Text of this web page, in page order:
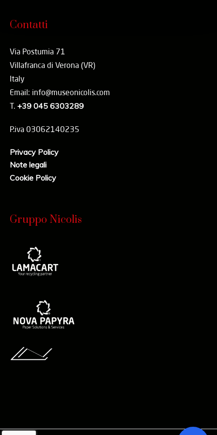
Contatti
Via Postumia 71
Villafranca di Verona (VR)
Italy
Email: info@museonicolis.com
T. +39 045 6303289
P.iva 03062140235
Privacy Policy
Note legali
Cookie Policy
Gruppo Nicolis